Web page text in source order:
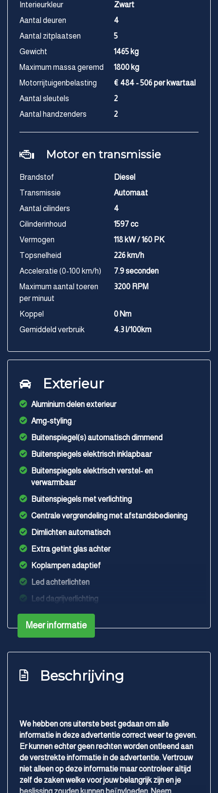
Interieurkleur
Zwart
Aantal deuren
4
Aantal zitplaatsen
5
Gewicht
1465 kg
Maximum massa geremd
1800 kg
Motorrijtuigenbelasting
€ 484 - 506 per kwartaal
Aantal sleutels
2
Aantal handzenders
2
Motor en transmissie
Brandstof
Diesel
Transmissie
Automaat
Aantal cilinders
4
Cilinderinhoud
1597 cc
Vermogen
118 kW / 160 PK
Topsnelheid
226 km/h
Acceleratie (0-100 km/h)
7.9 seconden
Maximum aantal toeren
per minuut
3200 RPM
Koppel
0 Nm
Gemiddeld verbruik
4.3 l/100km
Exterieur
Aluminium delen exterieur
Amg-styling
Buitenspiegel(s) automatisch dimmend
Buitenspiegels elektrisch inklapbaar
Buitenspiegels elektrisch verstel- en
verwarmbaar
Buitenspiegels met verlichting
Centrale vergrendeling met afstandsbediening
Dimlichten automatisch
Extra getint glas achter
Koplampen adaptief
Led achterlichten
Led dagrijverlichting
Led koplampen
Parkeersensor achter
Sportonderstel
Trekhaak elektrisch bedienbaar
Warmtewerend glas
Overige
Meer informatie
Beschrijving
We hebben ons uiterste best gedaan om alle
informatie in deze advertentie correct weer te geven.
Er kunnen echter geen rechten worden ontleend aan
de verstrekte informatie in de advertentie. Vertrouw
niet alleen op deze informatie maar controleer altijd
zelf de zaken welke voor jouw belangrijk zijn en je
beslissing zouden kunnen beïnvloeden. Neem